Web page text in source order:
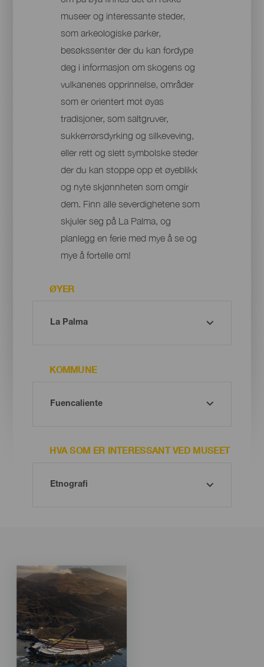
museer og interessante steder,
som arkeologiske parker,
besøkssenter der du kan fordype
deg i informasjon om skogens og
vulkanenes opprinnelse, områder
som er orientert mot øyas
tradisjoner, som saltgruver,
sukkerrørsdyrking og silkeveving,
eller rett og slett symbolske steder
der du kan stoppe opp et øyeblikk
og nyte skjønnheten som omgir
dem. Finn alle severdighetene som
skjuler seg på La Palma, og
planlegg en ferie med mye å se og
mye å fortelle om!
ØYER
KOMMUNE
HVA SOM ER INTERESSANT VED MUSEET
Imagen
Listado
Imagen